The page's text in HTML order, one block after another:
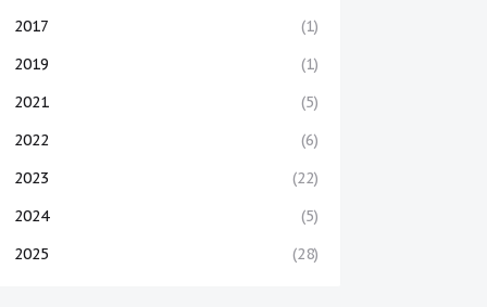
2017
(1)
2019
(1)
2021
(5)
2022
(6)
2023
(22)
2024
(5)
2025
(28)